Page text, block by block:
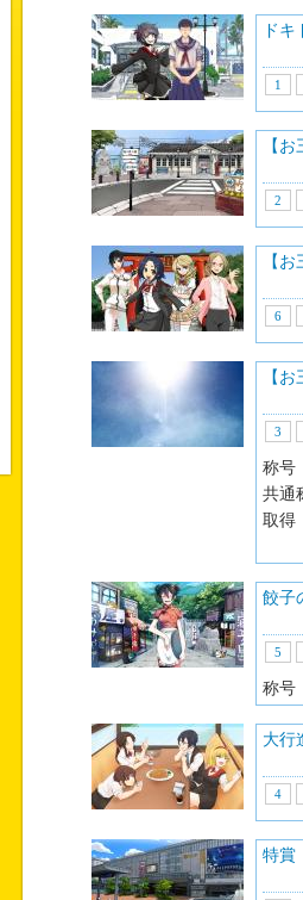
ド
1
【
2
【
6
【
3
称号
共通
取得
餃子
5
称号
大行
4
特賞